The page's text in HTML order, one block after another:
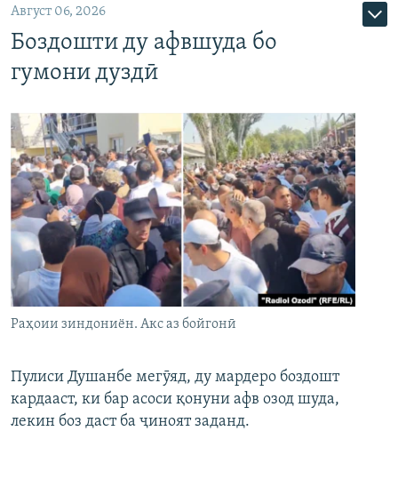
Август 06, 2026
Боздошти ду афвшуда бо
гумони дуздӣ
Раҳоии зиндониён. Акс аз бойгонӣ
Пулиси Душанбе мегӯяд, ду мардеро боздошт
кардааст, ки бар асоси қонуни афв озод шуда,
лекин боз даст ба ҷиноят заданд.